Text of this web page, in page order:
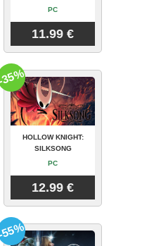
PC
11.99 €
HOLLOW KNIGHT:
SILKSONG
PC
12.99 €